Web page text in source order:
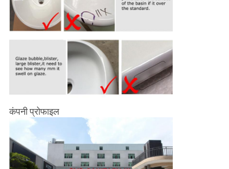
कंपनी प्रोफाइल